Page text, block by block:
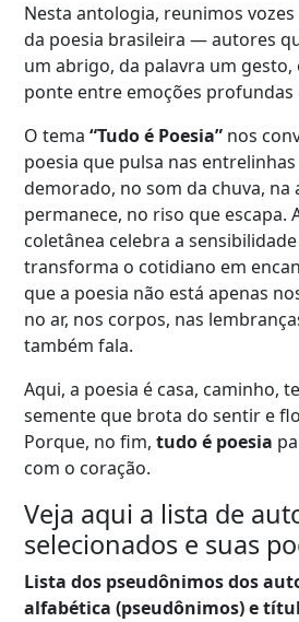
Nesta antologia, reunimos
da poesia brasileira — autores
um abrigo, da palavra um gesto,
ponte entre emoções profundas
O tema “Tudo é Poesia” nos
poesia que pulsa nas
demorado, no som da chuva, na
permanece, no riso que escapa.
coletânea celebra a
transforma o cotidiano em
que a poesia não está apenas
no ar, nos corpos, nas
também fala.
Aqui, a poesia é casa, caminho,
semente que brota do sentir e
Porque, no fim, tudo é poesia
com o coração.
Veja aqui a lista de
selecionados e suas
Lista dos pseudônimos dos
alfabética (pseudônimos) e